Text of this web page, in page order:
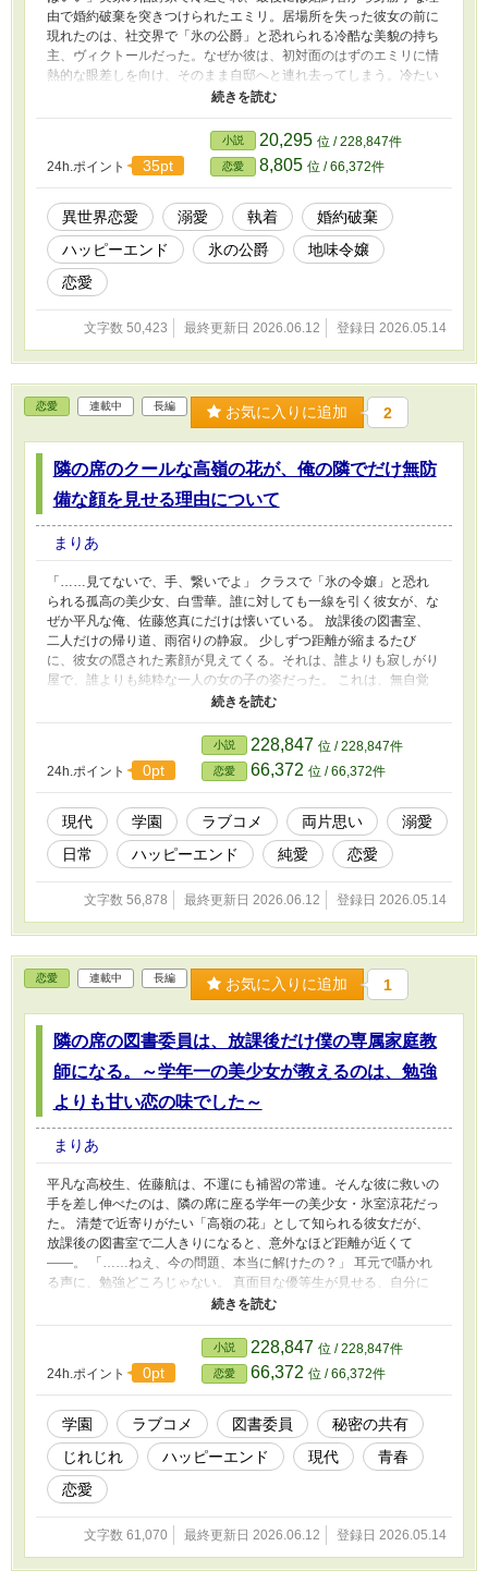
由で婚約破棄を突きつけられたエミリ。居場所を失った彼女の前に
現れたのは、社交界で「氷の公爵」と恐れられる冷酷な美貌の持ち
主、ヴィクトールだった。なぜか彼は、初対面のはずのエミリに情
熱的な眼差しを向け、そのまま自邸へと連れ去ってしまう。冷たい
仮面の裏側に隠されていたのは、十数年も募らせ続けた重すぎるほ
どの執愛。逃げようとしても、優しく、けれど確実に外堀を埋めら
れて――。孤独だった少女が、世界で一番甘い監獄に囚われる、逆
転溺愛ラブストーリー。
24h.ポイント
35pt
小説 20,295 位 / 228,847件
恋愛 8,805 位 / 66,372件
異世界恋愛 溺愛 執着
婚約破棄
ハッピーエンド
氷の公爵
地味令嬢
恋愛
文字数 50,423 最終更新日 2026.06.12 登録日 2026.05.14
恋愛 連載中 長編 お気に入りに追加 2
隣の席のクールな高嶺の花が、俺の隣でだけ無防
備な顔を見せる理由について
まりあ
「……見てないで、手、繋いでよ」 クラスで「氷の令嬢」と恐れ
られる孤高の美少女、白雪華。誰に対しても一線を引く彼女が、な
ぜか平凡な俺、佐藤悠真にだけは懐いている。 放課後の図書室、
二人だけの帰り道、雨宿りの静寂。 少しずつ距離が縮まるたび
に、彼女の隠された素顔が見えてくる。それは、誰よりも寂しがり
屋で、誰よりも純粋な一人の女の子の姿だった。 これは、無自覚
に距離が近い二人が、ゆっくりと恋を自覚していくまでの物語。
カクヨム読者に贈る、最高に甘くてじれったい「王道」学園ラブコ
24h.ポイント 0pt
小説 228,847 位 / 228,847件
恋愛 66,372 位 / 66,372件
現代 学園 ラブコメ 両片思い
溺愛
日常
ハッピーエンド 純愛 恋愛
文字数 56,878 最終更新日 2026.06.12 登録日 2026.05.14
恋愛 連載中 長編 お気に入りに追加 1
隣の席の図書委員は、放課後だけ僕の専属家庭教
師になる。～学年一の美少女が教えるのは、勉強
よりも甘い恋の味でした～
まりあ
平凡な高校生、佐藤航は、不運にも補習の常連。そんな彼に救いの
手を差し伸べたのは、隣の席に座る学年一の美少女・氷室涼花だっ
た。 清楚で近寄りがたい「高嶺の花」として知られる彼女だが、
放課後の図書室で二人きりになると、意外なほど距離が近くて
――。 「……ねえ、今の問題、本当に解けたの？」 耳元で囁かれ
る声に、勉強どころじゃない。 真面目な優等生が見せる、自分に
だけのあどけない笑顔。 図書室の片隅、オレンジ色の夕陽の中で
始まった二人の「秘密のレッスン」は、やがて一生ものの恋へと変
わっていく。 甘酸っぱくて、少しだけもどかしい。直球勝負の王
道ラブコメディ。
24h.ポイント
0pt
小説 228,847 位 / 228,847件
恋愛 66,372 位 / 66,372件
学園 ラブコメ 図書委員
秘密の共有
じれじれ
ハッピーエンド 現代
青春
恋愛
文字数 61,070 最終更新日 2026.06.12 登録日 2026.05.14